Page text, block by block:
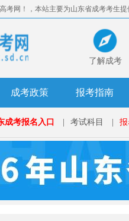
考网！，本站主要为山东省成考考生
了解成考
成考政策 报考指南
成考报名入口 考试科目 报